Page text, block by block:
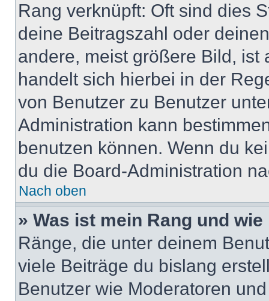
Rang verknüpft: Oft sind dies
deine Beitragszahl oder
andere, meist größere Bild, ist
handelt sich hierbei in der
von Benutzer zu Benutzer
Administration kann
benutzen können. Wenn du
du die Board-Administration
Nach oben
» Was ist mein Rang und
Ränge, die unter deinem
viele Beiträge du bislang
Benutzer wie Moderatoren